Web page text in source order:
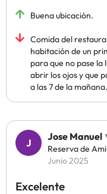
Buena ubicación.
Comida del
habitación de un
para que no pase la
abrir los ojos y que
a las 7 de la mañana.
Jose Manuel
Reserva de
Junio 2025
Excelente